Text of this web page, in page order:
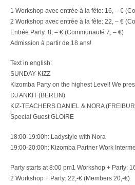
1 Workshop avec entrée à la fête: 16, – €
2 Workshop avec entrée à la fête: 22, – €
Entrée Party: 8, – € (Communauté 7, – €)
Admission à partir de 18 ans!
Text in english:
SUNDAY-KIZZ
Kizomba Party on the highest Level! We
DJ ANKIT (BERLIN)
KIZ-TEACHERS DANIEL & NORA
Special Guest GLOIRE
18:00-19:00h: Ladystyle with Nora
19:00-20:00h: Kizomba Partner Work
Party starts at 8:00 pm1 Workshop + Party:
2 Workshop + Party: 22,-€ (Members 20,-€)